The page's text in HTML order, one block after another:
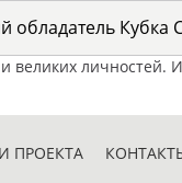
обладатель Кубка
великих личностей.
ПРОЕКТА